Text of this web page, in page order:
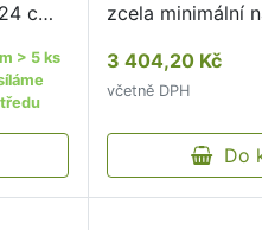
cm
pro
…
> 5 ks
zcela minimální
dokoupení
Vhodné pro
použití
tropické …
3 404,20 Kč
včetně DPH
Do